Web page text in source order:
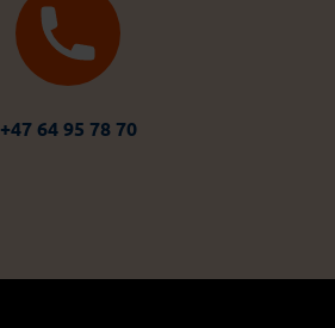
+47 64 95 78 70